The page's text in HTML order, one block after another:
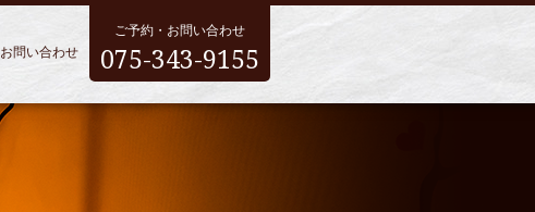
お問い合わせ
ご予約・お問い合わせ
075-343-9155